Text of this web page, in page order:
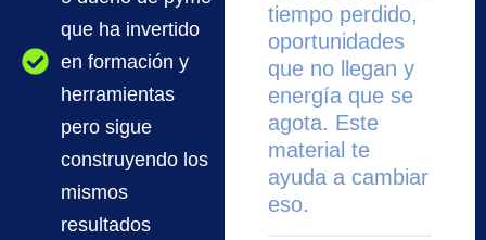
que ha invertido
en formación y
herramientas
pero sigue
construyendo los
mismos
resultados
tiempo perdido,
oportunidades
que no llegan y
energía que se
agota. Este
material te
ayuda a cambiar
eso.